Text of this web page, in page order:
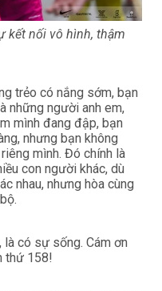
kết nối vô hình, thậm
trẻo có nắng sớm, bạn
những người anh em,
mình đang đập, bạn
nhưng bạn không
mình. Đó chính là
con người khác, dù
nhau, nhưng hòa cùng
là có sự sống. Cám ơn
thứ 158!